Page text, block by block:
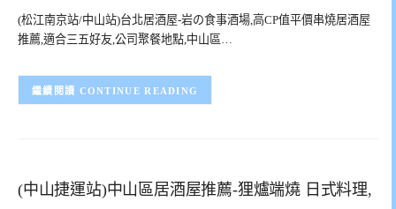
(松江南京站/中山站)台北居酒屋-岩の食事酒場,高CP值平價串燒居酒屋
推薦,適合三五好友,公司聚餐地點,中山區…
CONTINUE READING
(中山捷運站)中山區居酒屋推薦-狸爐端燒 日式料理,